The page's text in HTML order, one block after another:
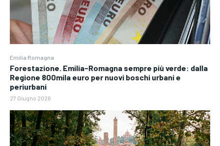
Emilia Romagna
Forestazione. Emilia-Romagna sempre più verde: dalla
Regione 800mila euro per nuovi boschi urbani e
periurbani
27 Giugno 2026